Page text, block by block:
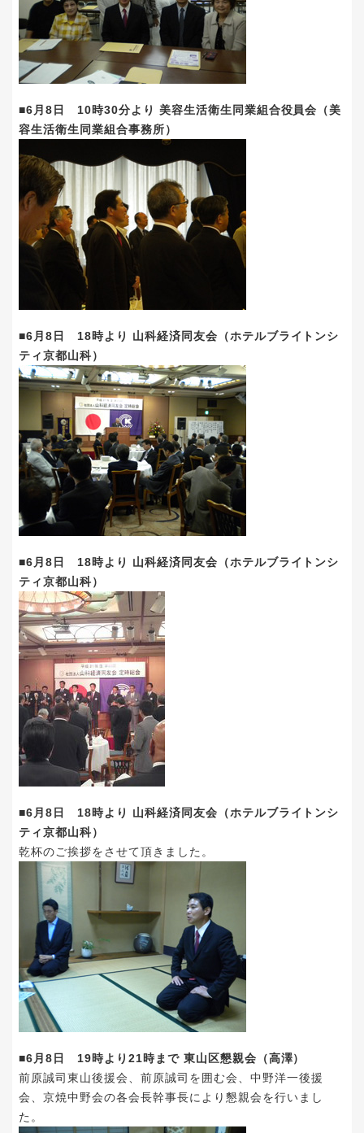
■6月8日 10時30分より 美容生活衛生同業組合役員会（美
容生活衛生同業組合事務所）
■6月8日 18時より 山科経済同友会（ホテルブライトンシ
ティ京都山科）
■6月8日 18時より 山科経済同友会（ホテルブライトンシ
ティ京都山科）
■6月8日 18時より 山科経済同友会（ホテルブライトンシ
ティ京都山科）
乾杯のご挨拶をさせて頂きました。
■6月8日 19時より21時まで 東山区懇親会（高澤）
前原誠司東山後援会、前原誠司を囲む会、中野洋一後援
会、京焼中野会の各会長幹事長により懇親会を行いまし
た。